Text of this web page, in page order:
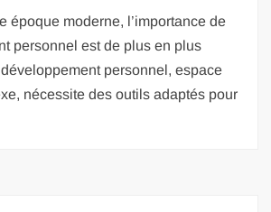
époque moderne, l’importance de
personnel est de plus en plus
personnel, espace
nécessite des outils adaptés pour